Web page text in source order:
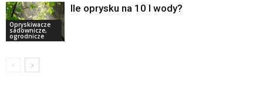
Opryskiwacze
sadownicze,
ogrodnicze
Ile oprysku na 10 l wody?